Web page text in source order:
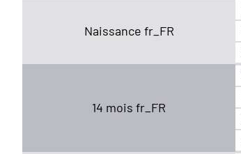
Naissance fr_FR
14 mois fr_FR